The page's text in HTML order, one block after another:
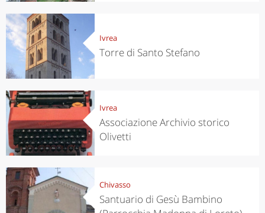
Ivrea
Torre di Santo Stefano
Ivrea
Associazione Archivio storico
Olivetti
Chivasso
Santuario di Gesù Bambino